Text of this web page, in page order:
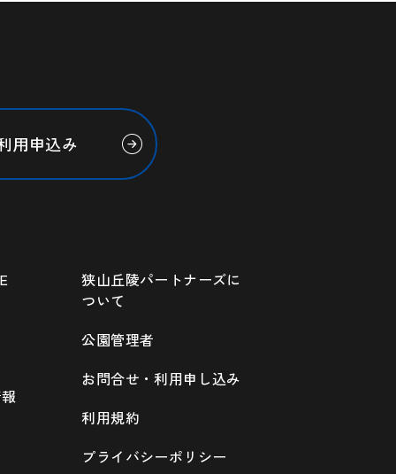
用申込み
狭山丘陵パートナーズに
ついて
公園管理者
お問合せ・利用申し込み
利用規約
プライバシーポリシー